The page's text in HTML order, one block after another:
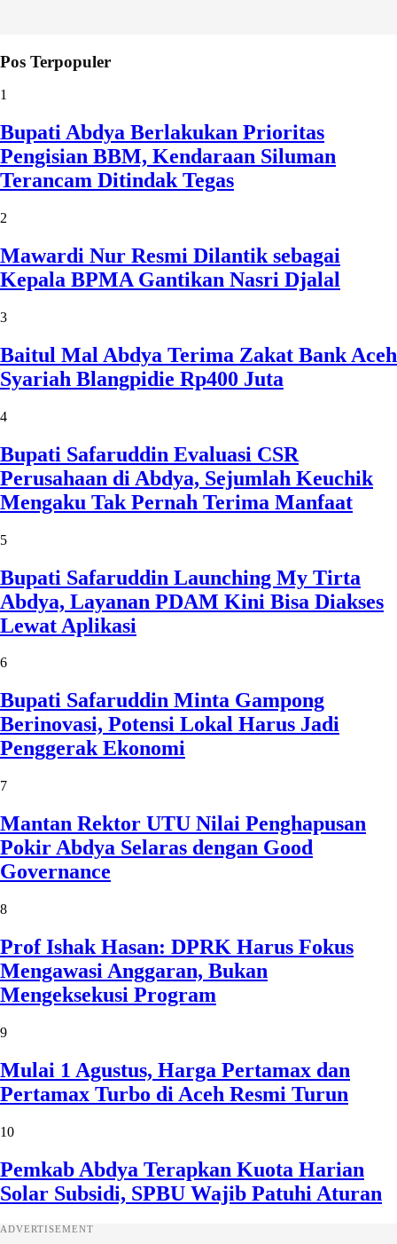
Pos Terpopuler
1
Bupati Abdya Berlakukan Prioritas
Pengisian BBM, Kendaraan Siluman
Terancam Ditindak Tegas
2
Mawardi Nur Resmi Dilantik sebagai
Kepala BPMA Gantikan Nasri Djalal
3
Baitul Mal Abdya Terima Zakat Bank Aceh
Syariah Blangpidie Rp400 Juta
4
Bupati Safaruddin Evaluasi CSR
Perusahaan di Abdya, Sejumlah Keuchik
Mengaku Tak Pernah Terima Manfaat
5
Bupati Safaruddin Launching My Tirta
Abdya, Layanan PDAM Kini Bisa Diakses
Lewat Aplikasi
6
Bupati Safaruddin Minta Gampong
Berinovasi, Potensi Lokal Harus Jadi
Penggerak Ekonomi
7
Mantan Rektor UTU Nilai Penghapusan
Pokir Abdya Selaras dengan Good
Governance
8
Prof Ishak Hasan: DPRK Harus Fokus
Mengawasi Anggaran, Bukan
Mengeksekusi Program
9
Mulai 1 Agustus, Harga Pertamax dan
Pertamax Turbo di Aceh Resmi Turun
10
Pemkab Abdya Terapkan Kuota Harian
Solar Subsidi, SPBU Wajib Patuhi Aturan
ADVERTISEMENT